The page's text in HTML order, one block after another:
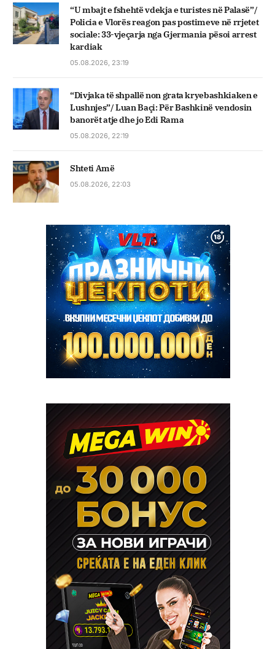
“U mbajt e fshehtë vdekja e turistes në Palasë”/
Policia e Vlorës reagon pas postimeve në rrjetet
sociale: 33-vjeçarja nga Gjermania pësoi arrest
kardiak
05.08.2026, 23:19
“Divjaka të shpallë non grata kryebashkiaken e
Lushnjes”/ Luan Baçi: Për Bashkinë vendosin
banorët atje dhe jo Edi Rama
05.08.2026, 22:19
Shteti Amë
05.08.2026, 22:03